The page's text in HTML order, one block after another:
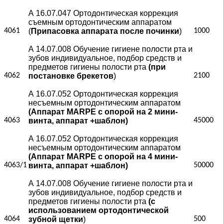
4061
А 16.07.047 Ортодонтическая коррекция
съемным ортодонтическим аппаратом
(Припасовка аппарата после починки) 1000
4062
А 14.07.008 Обучение гигиене полости рта и
зубов индивидуальное, подбор средств и
предметов гигиены полости рта (при
постановке брекетов) 2100
4063
А 16.07.052 Ортодонтическая коррекция
несъемным ортодонтическим аппаратом
(Аппарат MARPE с опорой на 2 мини-
винта, аппарат +шаблон)
45000
4063/1
А 16.07.052 Ортодонтическая коррекция
несъемным ортодонтическим аппаратом
(Аппарат MARPE с опорой на 4 мини-
винта, аппарат +шаблон)
50000
4064
А 14.07.008 Обучение гигиене полости рта и
зубов индивидуальное, подбор средств и
предметов гигиены полости рта (с
использованием ортодонтической
зубной щетки) 500